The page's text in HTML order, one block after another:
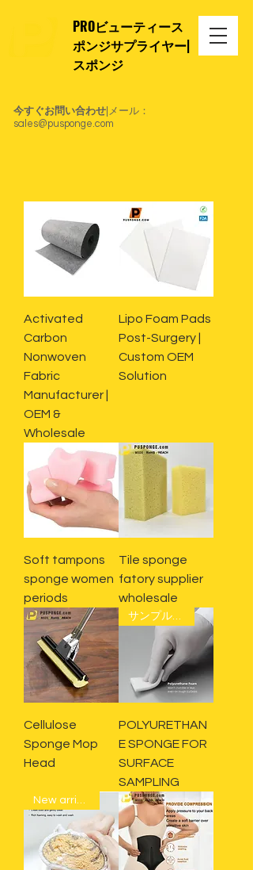
今すぐお問い合わせ |メール：
sales@pusponge.com
PROビューティース
ポンジサプライヤー|
スポンジ
Activated
Carbon
Nonwoven
Fabric
Manufacturer |
OEM &
Wholesale
Lipo Foam Pads
Post-Surgery |
Custom OEM
Solution
Soft tampons
sponge women
periods
Tile sponge
fatory supplier
wholesale
Cellulose
Sponge Mop
Head
サンプルの収集、準備
POLYURETHAN
E SPONGE FOR
SURFACE
SAMPLING
New arrival